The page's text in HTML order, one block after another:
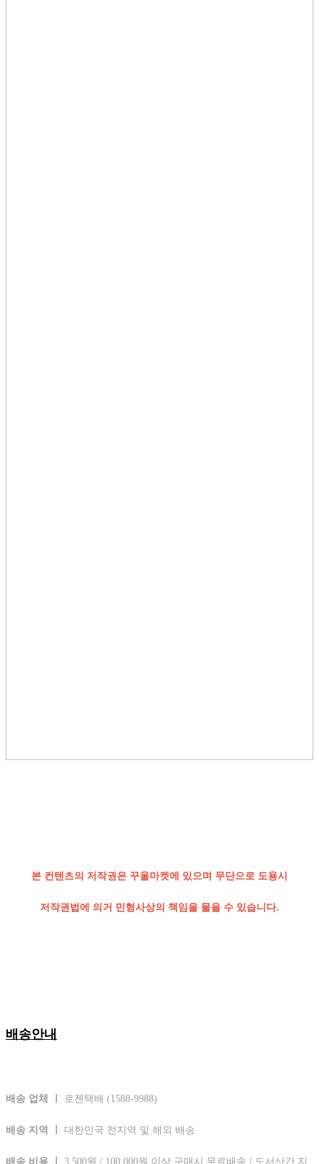
본 컨텐츠의 저작권은 꾸울마켓에 있으며 무단으로 도용시
저작권법에 의거 민형사상의 책임을 물을 수 있습니다.
배송안내
배송 업체 ㅣ 로젠택배 (1588-9988)
배송 지역 ㅣ 대한민국 전지역 및 해외 배송
배송 비용 ㅣ 3,500원 / 100,000원 이상 구매시 무료배송 / 도서산간 지